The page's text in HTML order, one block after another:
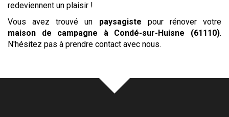
redeviennent un plaisir !
Vous avez trouvé un paysagiste
pour rénover votre
maison de campagne à Condé-sur-Huisne (61110).
N'hésitez pas à prendre contact avec nous.